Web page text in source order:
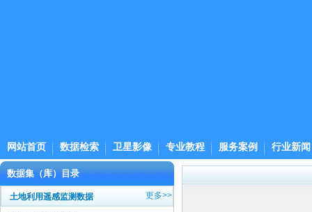
网站首页 数据检索 卫星影像 专业教程 服务案例 行业新闻
数据集（库）目录
土地利用遥感监测数据 更多>>